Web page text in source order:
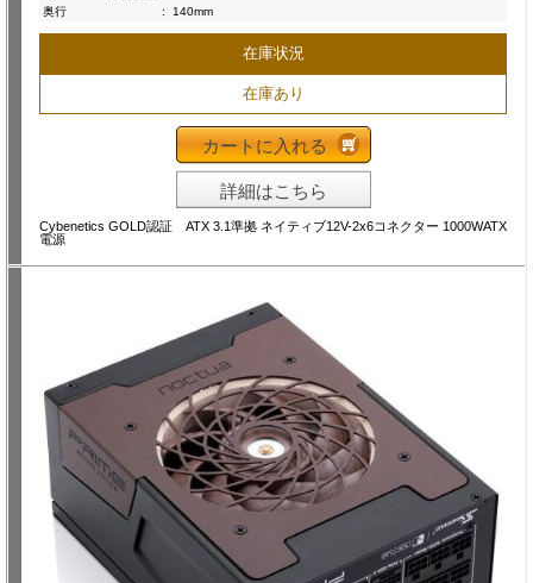
奥行
: 140mm
在庫状況
在庫あり
カートに入れる
詳細はこちら
Cybenetics GOLD認証 ATX 3.1準拠 ネイティブ12V-2x6コネクター 1000WATX
電源